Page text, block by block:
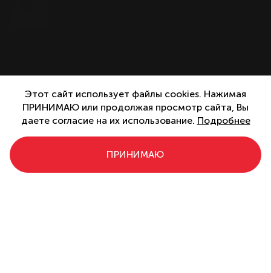
Этот сайт использует файлы cookies. Нажимая
ПРИНИМАЮ или продолжая просмотр сайта, Вы
даете согласие на их использование. Подробнее
ПРИНИМАЮ